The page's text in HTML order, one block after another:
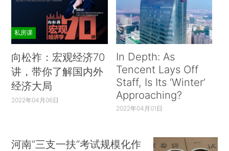
私房课
向松祚：宏观经济70
讲，带你了解国内外
经济大局
2022年04月06日
In Depth: As
Tencent Lays Off
Staff, Is Its ‘Winter’
Approaching?
2022年04月01日
河南“三支一扶”考试规模化作